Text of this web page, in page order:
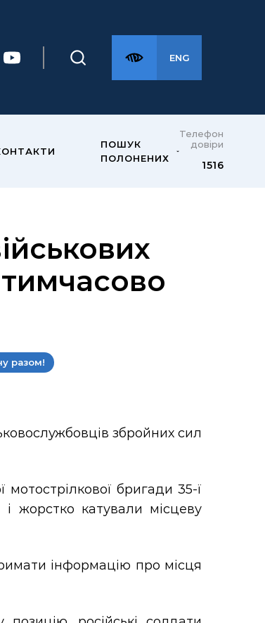
ENG
ПОШУК
ПОЛОНЕНИХ
Телефон
довіри
1516
разом!
збройних сил
бригади 35-ї
і жорстко катували місцеву
інформацію про місця